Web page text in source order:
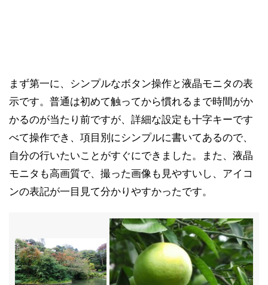
まず第一に、シンプルなボタン操作と液晶モニタの表
示です。普通は初めて触ってから慣れるまで時間がか
かるのが当たり前ですが、詳細な設定も十字キーです
べて操作でき、項目別にシンプルに書いてあるので、
自分の行いたいことがすぐにできました。また、液晶
モニタも高画質で、撮った画像も見やすいし、アイコ
ンの表記が一目見て分かりやすかったです。